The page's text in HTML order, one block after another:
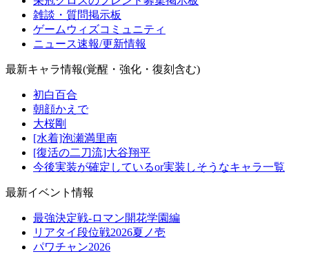
雑談・質問掲示板
ゲームウィズコミュニティ
ニュース速報/更新情報
最新キャラ情報(覚醒・強化・復刻含む)
初白百合
朝顔かえで
大桜剛
[水着]泡瀬満里南
[復活の二刀流]大谷翔平
今後実装が確定しているor実装しそうなキャラ一覧
最新イベント情報
最強決定戦-ロマン開花学園編
リアタイ段位戦2026夏ノ壱
パワチャン2026